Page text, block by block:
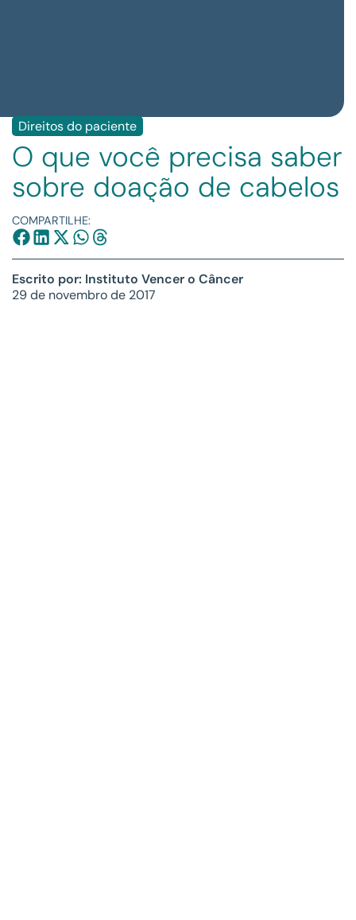
Direitos do paciente
O que você precisa saber
sobre doação de cabelos
COMPARTILHE:
Escrito por: Instituto Vencer o Câncer
29 de novembro de 2017